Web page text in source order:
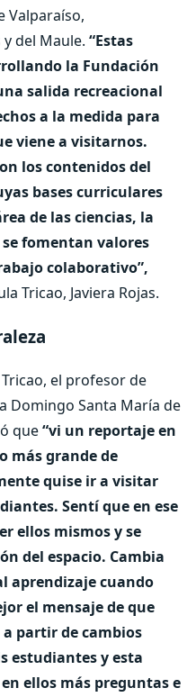
Valparaíso,
del Maule. “Estas
la Fundación
salida recreacional
a la medida para
viene a visitarnos.
los contenidos del
bases curriculares
de las ciencias, la
fomentan valores
colaborativo”,
Tricao, Javiera Rojas.
el profesor de
Domingo Santa María de
que“vi un reportaje en
más grande de
quise ir a visitar
Sentí que en ese
ellos mismos y se
del espacio. Cambia
aprendizaje cuando
el mensaje de que
partir de cambios
estudiantes y esta
ellos más preguntas e